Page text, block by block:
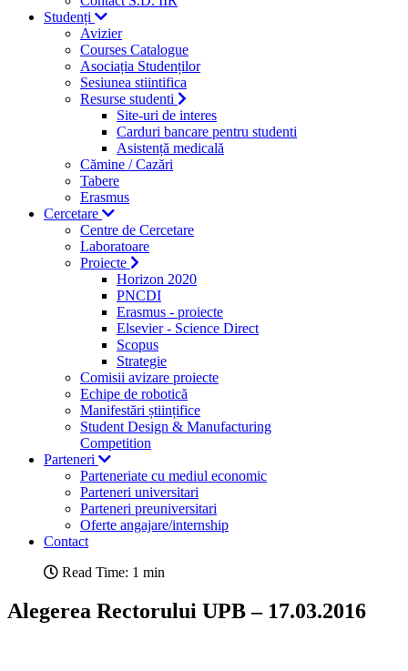
Studenți
Avizier
Courses Catalogue
Asociația Studenților
Sesiunea stiintifica
Resurse studenti
Site-uri de interes
Carduri bancare pentru studenti
Asistență medicală
Cămine / Cazări
Tabere
Erasmus
Cercetare
Centre de Cercetare
Laboratoare
Proiecte
Horizon 2020
PNCDI
Erasmus - proiecte
Elsevier - Science Direct
Scopus
Strategie
Comisii avizare proiecte
Echipe de robotică
Manifestări științifice
Student Design & Manufacturing
Competition
Parteneri
Parteneriate cu mediul economic
Parteneri universitari
Parteneri preuniversitari
Oferte angajare/internship
Contact
Read Time: 1 min
Alegerea Rectorului UPB – 17.03.2016